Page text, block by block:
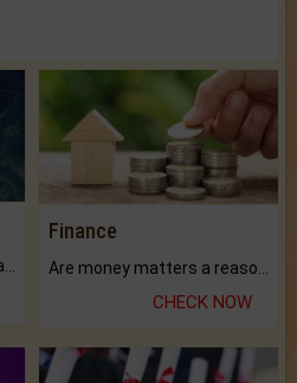
Finance
CHECK NOW